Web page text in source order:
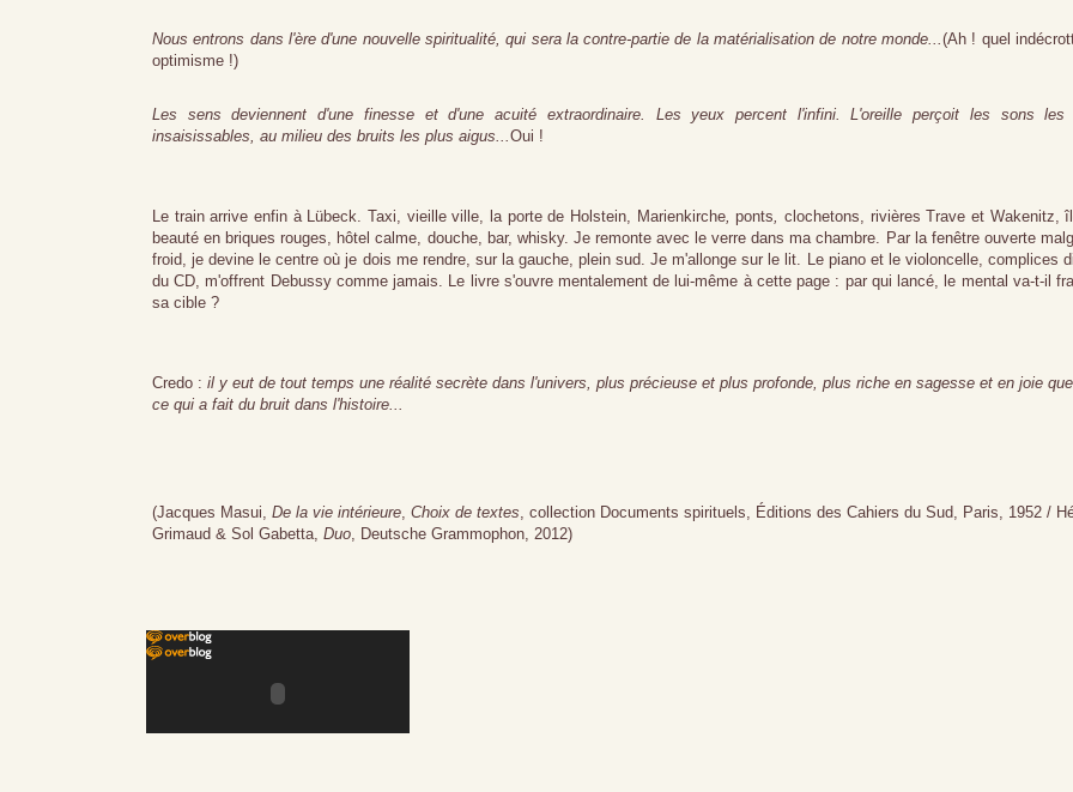
Nous entrons dans l'ère d'une nouvelle spiritualité, qui sera la contre-partie de la matérialisation de notre monde...(Ah ! quel
optimisme !)
Les sens deviennent d'une finesse et d'une acuité extraordinaire. Les yeux percent l'infini. L'oreille perçoit les sons les
insaisissables, au milieu des bruits les plus aigus... Oui !
Le train arrive enfin à Lübeck. Taxi, vieille ville, la porte de Holstein, Marienkirche, ponts
clochetons, rivières Trave et Wakenitz,
beauté en briques rouges, hôtel calme, douche, bar, whisky. Je remonte avec le verre dans ma chambre. Par la fenêtre ouverte
froid, je devine le centre où je dois me rendre, sur la gauche, plein sud. Je m'allonge sur le lit. Le piano et le violoncelle, complices
du CD, m'offrent Debussy comme jamais. Le livre s'ouvre mentalement de lui-même à cette page : par qui lancé, le mental va-t-il
sa cible ?
Credo : il y eut de tout temps une réalité secrète dans l'univers, plus précieuse et plus profonde, plus riche en sagesse et en joie
ce qui a fait du bruit dans l'histoire...
(Jacques Masui, De la vie intérieure Choix de textes , collection Documents spirituels, Éditions des Cahiers du Sud, Paris, 1952 /
Grimaud & Sol Gabetta, Duo , Deutsche Grammophon, 2012)